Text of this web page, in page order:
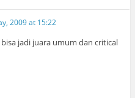
2009 at 15:22
jadi juara umum dan critical